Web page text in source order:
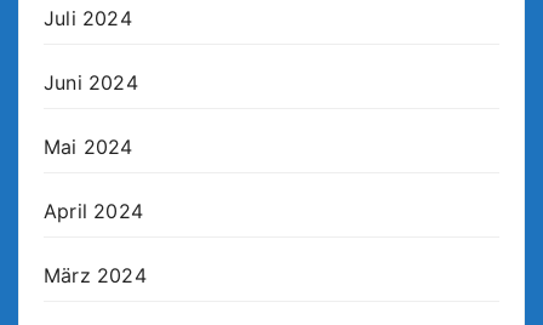
Juli 2024
Juni 2024
Mai 2024
April 2024
März 2024